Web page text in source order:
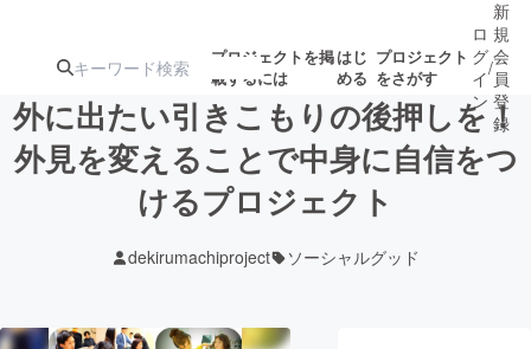
プロジェクトを掲
載するには
はじ
める
プロジェクト
をさがす
注目のリ 注目の新着プロ募集終了が近いプ
ロ
グ
イ
ン
/
新
規
会
員
登
録
外に出たい引きこもりの後押しを！
外見を変えることで中身に自信をつ
けるプロジェクト
dekirumachiproject ソーシャルグッド